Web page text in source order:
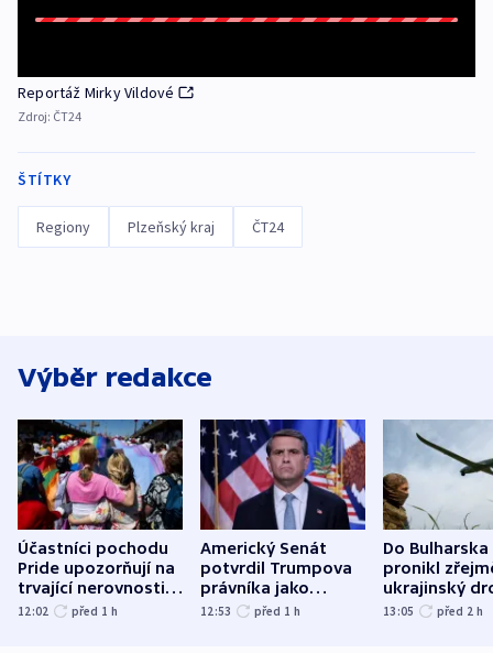
Reportáž Mirky Vildové
Zdroj: ČT24
ŠTÍTKY
Regiony Plzeňský kraj ČT24
Výběr redakce
Účastníci pochodu
Pride upozorňují na
trvající nerovnosti i
společenskou
12:02 před 1 h
Americký Senát
potvrdil Trumpova
právníka jako
ministra
12:53 před 1 h
Do Bulharska
pronikl
ukrajinský
explodoval
13:05 před 2 h